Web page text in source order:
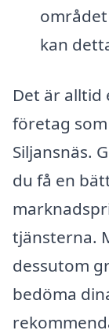
kan
Det är alltid
företag
Siljansnäs.
du få en
tjänsterna.
dessutom
bedöma